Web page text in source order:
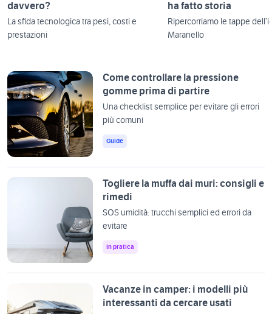
Come controllare la pressione
gomme prima di partire
Una checklist semplice per evitare gli errori
più comuni
Guide
Togliere la muffa dai muri: consigli e
rimedi
SOS umidità: trucchi semplici ed errori da
evitare
In pratica
Vacanze in camper: i modelli più
interessanti da cercare usati
davvero?
La sfida tecnologica tra pesi, costi e
prestazioni
ha fatto storia
Ripercorriamo le tappe
Maranello